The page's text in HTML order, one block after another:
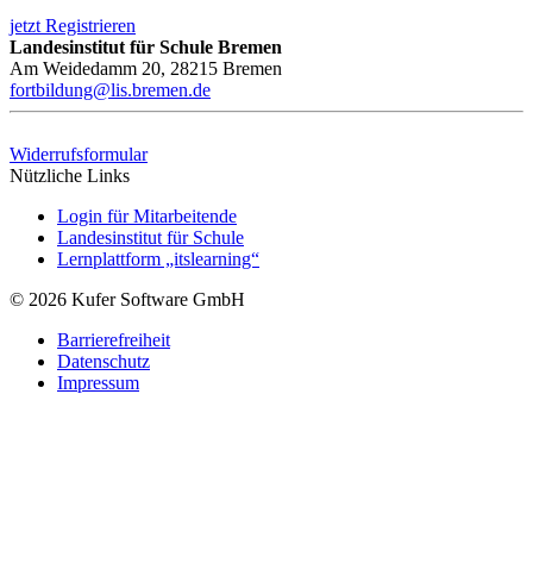
jetzt Registrieren
Landesinstitut für Schule Bremen
Am Weidedamm 20, 28215 Bremen
fortbildung@lis.bremen.de
Widerrufsformular
Nützliche Links
Login für Mitarbeitende
Landesinstitut für Schule
Lernplattform „itslearning“
© 2026 Kufer Software GmbH
Barrierefreiheit
Datenschutz
Impressum